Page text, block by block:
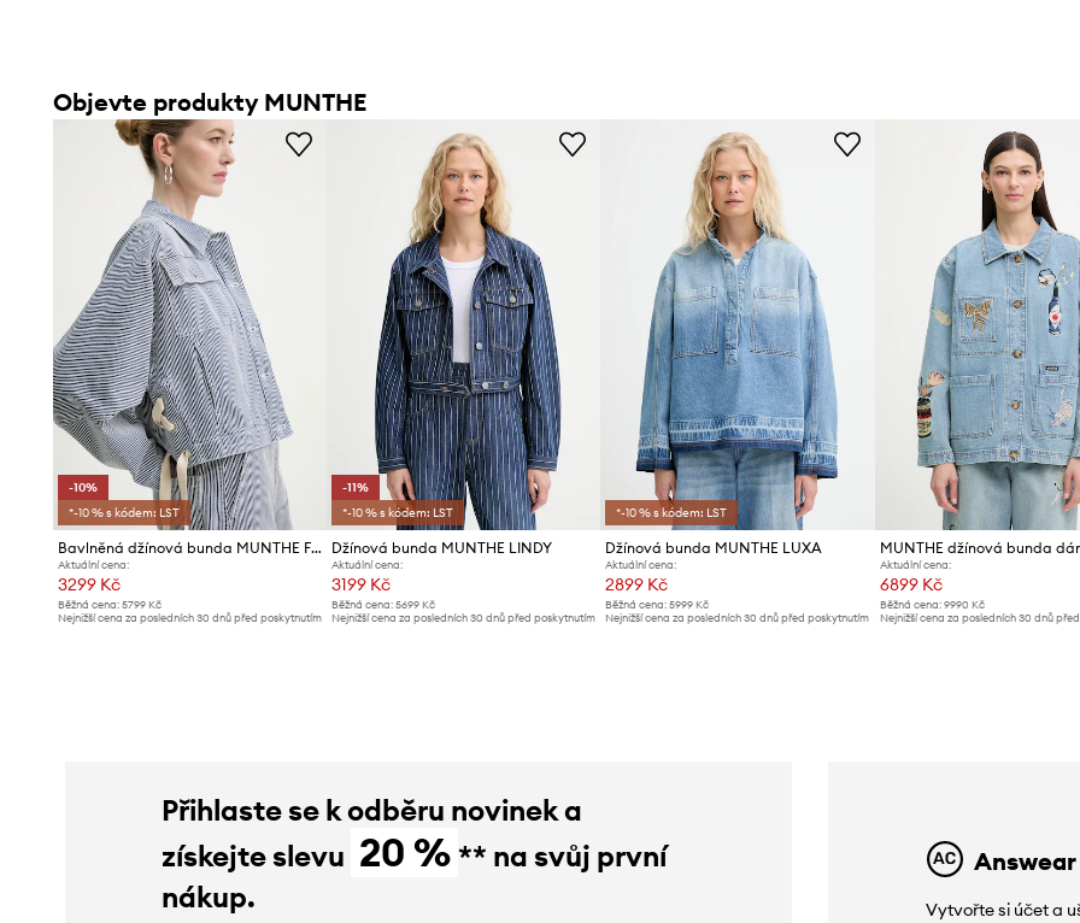
Objevte produkty MUNTHE
-10%
*-10 % s kódem: LST
Bavlněná džínová bunda MUNTHE FAMKE
Aktuální cena:
3299 Kč
Běžná cena: 5799 Kč
Nejnižší cena za posledních 30 dnů před poskytnutím
-11%
*-10 % s kódem: LST
Džínová bunda MUNTHE LINDY
Aktuální cena:
3199 Kč
Běžná cena:5699 Kč
Nejnižší cena za posledních 30 dnů před poskytnutím
*-10 % s kódem: LST
Džínová bunda MUNTHE LUXA
Aktuální cena:
2899 Kč
Běžná cena: 5999 Kč
Nejnižší cena za posledních 30 dnů před poskytnutím
Aktuální cena:
6899 Kč
Běžná cena: 9990 Kč
Nejnižší cena za posledních 30 dnů
Přihlaste se k odběru novinek a
získejte slevu 20 % ** na svůj první
nákup.
Vytvořte si účet a